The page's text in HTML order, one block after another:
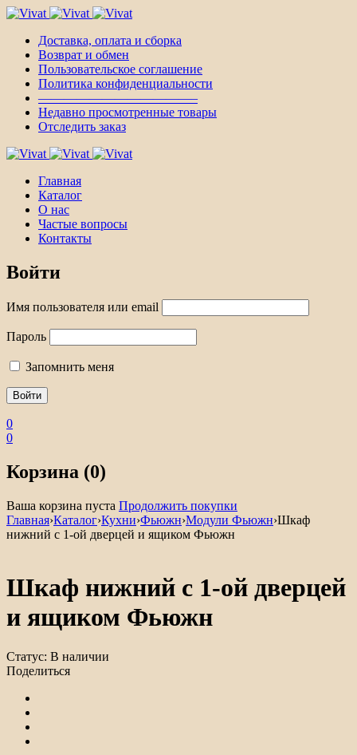
Доставка, оплата и сборка
Возврат и обмен
Пользовательское соглашение
Политика конфиденциальности
————————————–
Недавно просмотренные товары
Отследить заказ
Главная
Каталог
О нас
Частые вопросы
Контакты
Войти
Имя пользователя или email
Пароль
Запомнить меня
0
0
Корзина (0)
Ваша корзина пуста Продолжить покупки
Главная›Каталог›Кухни›Фьюжн›Модули Фьюжн›Шкаф
нижний с 1-ой дверцей и ящиком Фьюжн
Шкаф нижний с 1-ой дверцей
и ящиком Фьюжн
Статус: В наличии
Поделиться